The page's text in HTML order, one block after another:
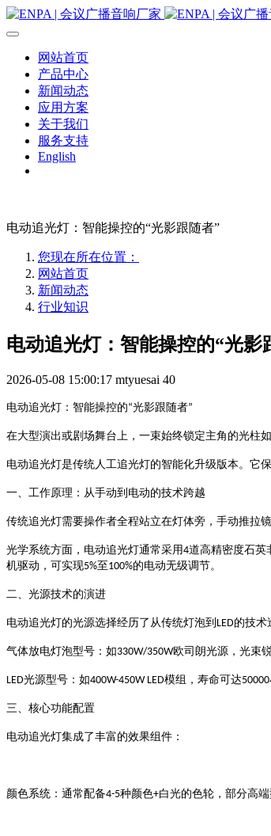
网站首页
产品中心
新闻动态
应用方案
关于我们
服务支持
English
电动追光灯：智能操控的“光影跟随者”
您现在所在位置：
网站首页
新闻动态
行业知识
电动追光灯：智能操控的“光影
2026-05-08 15:00:17 mtyuesai 40
电动追光灯：智能操控的“光影跟随者”
在大型演出或剧场舞台上，一束始终锁定主角的光柱
电动追光灯是传统人工追光灯的智能化升级版本。它
一、工作原理：从手动到电动的技术跨越
传统追光灯需要操作者全程站立在灯体旁，手动推拉
光学系统方面，电动追光灯通常采用4道高精密度石英
机驱动，可实现5%至100%的电动无级调节。
二、光源技术的演进
电动追光灯的光源选择经历了从传统灯泡到 LED的技术
气体放电灯泡型号 ：如330W/350W欧司朗光源，光束
LED光源型号 ：如400W-450W LED模组，寿命可达50000
三、核心功能配置
电动追光灯集成了丰富的效果组件：
颜色系统 ：通常配备4-5种颜色+白光的色轮，部分高